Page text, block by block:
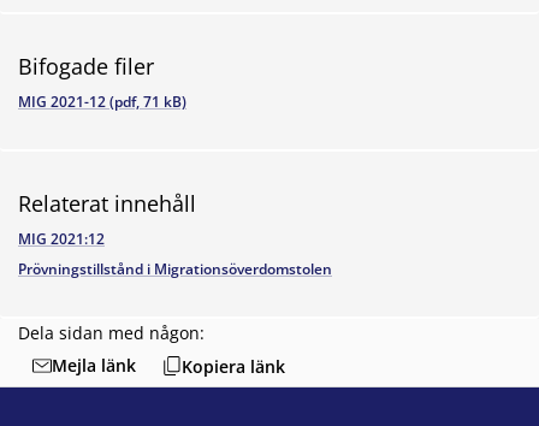
Dela sidan med någon:
Mejla länk
Kopiera länk
Bifogade filer
MIG 2021-12 (pdf, 71 kB)
Relaterat innehåll
MIG 2021:12
Prövningstillstånd i Migrationsöverdomstolen